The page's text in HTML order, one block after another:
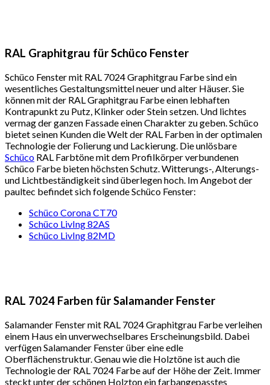
RAL Graphitgrau für Schüco Fenster
Schüco Fenster mit RAL 7024 Graphitgrau Farbe sind ein
wesentliches Gestaltungsmittel neuer und alter Häuser. Sie
können mit der RAL Graphitgrau Farbe einen lebhaften
Kontrapunkt zu Putz, Klinker oder Stein setzen. Und lichtes
vermag der ganzen Fassade einen Charakter zu geben. Schüco
bietet seinen Kunden die Welt der RAL Farben in der optimalen
Technologie der Folierung und Lackierung. Die unlösbare
Schüco RAL Farbtöne mit dem Profilkörper verbundenen
Schüco Farbe bieten höchsten Schutz. Witterungs-, Alterungs-
und Lichtbeständigkeit sind überlegen hoch. Im Angebot der
paultec befindet sich folgende Schüco Fenster:
Schüco Corona CT70
Schüco LivIng 82AS
Schüco LivIng 82MD
RAL 7024 Farben für Salamander Fenster
Salamander Fenster mit RAL 7024 Graphitgrau Farbe verleihen
einem Haus ein unverwechselbares Erscheinungsbild. Dabei
verfügen Salamander Fenster über eine edle
Oberflächenstruktur. Genau wie die Holztöne ist auch die
Technologie der RAL 7024 Farbe auf der Höhe der Zeit. Immer
steckt unter der schönen Holzton ein farbangepasstes